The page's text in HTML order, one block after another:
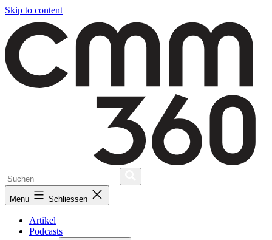
Skip to content
Menu Schliessen
Artikel
Podcasts